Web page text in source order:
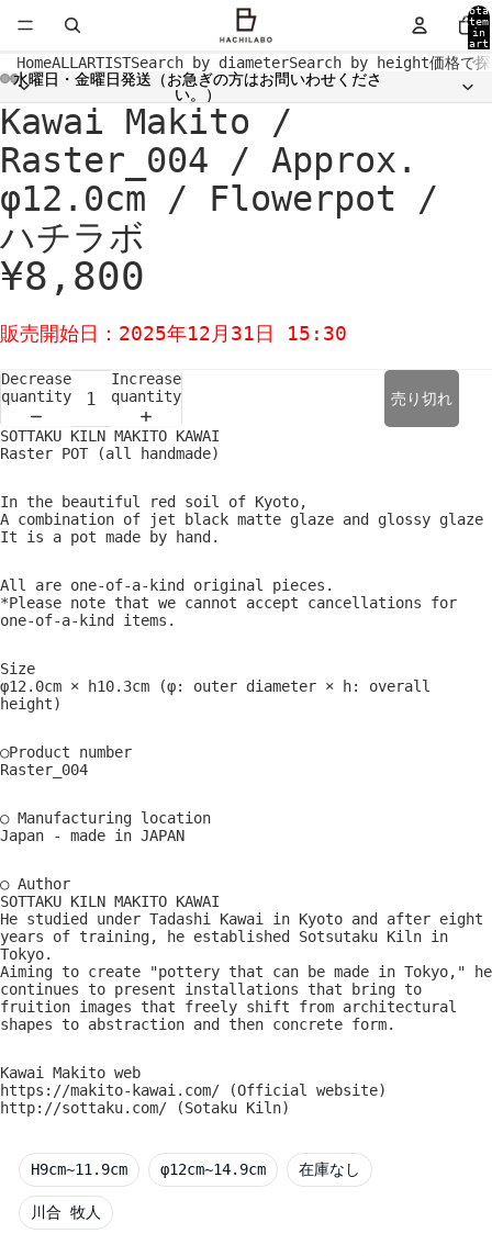
in
0
HomeALL ARTISTSearch by diameterSearch by height価格で
水曜日・金曜日発送（お急ぎの方はお問いわせくださ
い。）
水曜日・金曜日発送（お急ぎの方はお問いわせくださ
い。）
Open
image
in
full
screen
Open
image
in
full
screen
Open
image
in
full
screen
Open
image
in
full
screen
Open
image
in
full
screen
Open
image
in
full
screen
Open
image
in
full
screen
Open
image
in
full
screen
Kawai Makito /
Raster_004 / Approx.
φ12.0cm / Flowerpot /
ハチラボ
¥8,800
販売開始日：2025年12月31日 15:30
Decrease
quantity
Increase
quantity
売り切れ
SOTTAKU KILN MAKITO KAWAI
Raster POT (all handmade)
In the beautiful red soil of Kyoto,
A combination of jet black matte glaze and glossy glaze
It is a pot made by hand.
All are one-of-a-kind original pieces.
*Please note that we cannot accept cancellations for
one-of-a-kind items.
Size
φ12.0cm × h10.3cm (φ: outer diameter × h: overall
height)
○Product number
Raster_004
○ Manufacturing location
Japan - made in JAPAN
○ Author
SOTTAKU KILN MAKITO KAWAI
He studied under Tadashi Kawai in Kyoto and after eight
years of training, he established Sotsutaku Kiln in
Tokyo.
Aiming to create "pottery that can be made in Tokyo," he
continues to present installations that bring to
fruition images that freely shift from architectural
shapes to abstraction and then concrete form.
Kawai Makito web
https://makito-kawai.com/ (Official website)
http://sottaku.com/ (Sotaku Kiln)
H9cm~11.9cm φ12cm~14.9cm 在庫なし
川合 牧人